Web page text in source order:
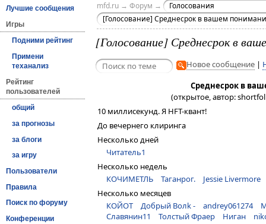
Лучшие сообщения
Игры
Подними рейтинг
Примени
теханализ
Рейтинг
пользователей
общий
за прогнозы
за блоги
за игру
Пользователи
Правила
Поиск по форуму
Конференции
mfd.ru→ Форум →
Голосования
[Голосование] Среднесрок в вашем
[Голосование] Среднесрок в
Новое сообщение|
Среднесрок в
(открытое, автор:
10 миллисекунд. Я HFT-квант!
До вечернего клиринга
Несколько дней
Читатель1
Несколько недель
КОЧИМЕТЛЬ
Таганрог.
Jessie Livermore
Несколько месяцев
КОЙОТ
Дoбрый Волk - andrey061274
Славянин11
Толстый Фраер Ниган